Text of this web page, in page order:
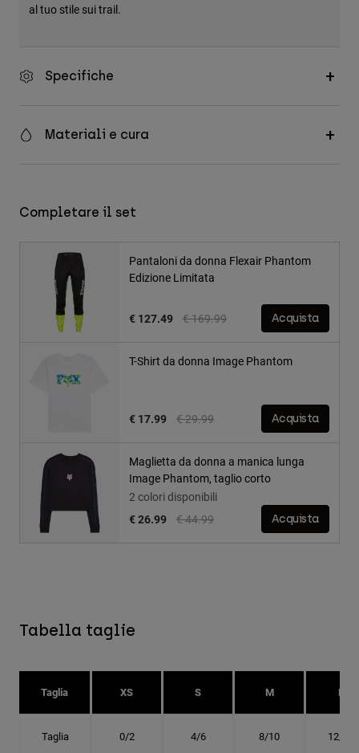
al tuo stile sui trail.
Specifiche
Materiali e cura
Completare il set
Pantaloni da donna Flexair Phantom
Edizione Limitata
Price reduced from
€ 169.99to
€ 127.49 Acquista
T-Shirt da donna Image Phantom
Price reduced from
€ 29.99to
€ 17.99 Acquista
Maglietta da donna a manica lunga
Image Phantom, taglio corto
2 colori disponibili
Price reduced from
€ 44.99to
€ 26.99 Acquista
Tabella taglie
Taglia XS S M L
Taglia 0/2 4/6 8/10 12/14